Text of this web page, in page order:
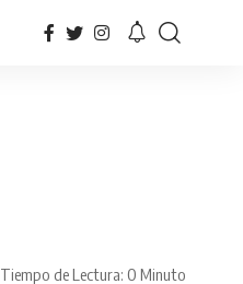
Tiempo de Lectura: 0 Minuto